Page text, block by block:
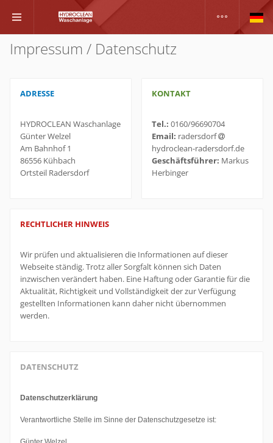
Impressum / Datenschutz
ADRESSE
HYDROCLEAN Waschanlage
Günter Welzel
Am Bahnhof 1
86556 Kühbach
Ortsteil Radersdorf
KONTAKT
Tel.: 0160/96690704
Email: radersdorf
hydroclean-radersdorf.de
Geschäftsführer: Markus
Herbinger
RECHTLICHER HINWEIS
Wir prüfen und aktualisieren die Informationen auf dieser
Webseite ständig. Trotz aller Sorgfalt können sich Daten
inzwischen verändert haben. Eine Haftung oder Garantie für die
Aktualität, Richtigkeit und Vollständigkeit der zur Verfügung
gestellten Informationen kann daher nicht übernommen
werden.
DATENSCHUTZ
Datenschutzerklärung
Verantwortliche Stelle im Sinne der Datenschutzgesetze ist: